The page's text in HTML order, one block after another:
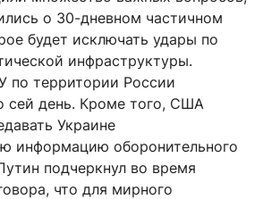
о 30-дневном частичном
будет исключать удары по
инфраструктуры.
по территории России
сей день. Кроме того, США
Украине
информацию оборонительного
подчеркнул во время
что для мирного